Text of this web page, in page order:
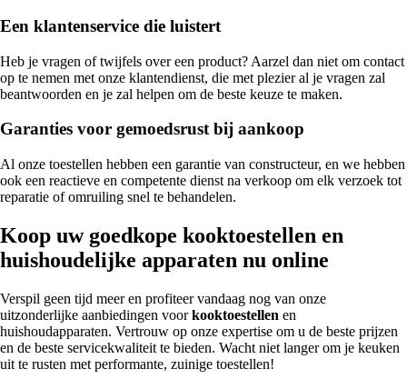
Een klantenservice die luistert
Heb je vragen of twijfels over een product? Aarzel dan niet om contact
op te nemen met onze klantendienst, die met plezier al je vragen zal
beantwoorden en je zal helpen om de beste keuze te maken.
Garanties voor gemoedsrust bij aankoop
Al onze toestellen hebben een garantie van constructeur, en we hebben
ook een reactieve en competente dienst na verkoop om elk verzoek tot
reparatie of omruiling snel te behandelen.
Koop uw goedkope kooktoestellen en
huishoudelijke apparaten nu online
Verspil geen tijd meer en profiteer vandaag nog van onze
uitzonderlijke aanbiedingen voorkooktoestellen en
huishoudapparaten. Vertrouw op onze expertise om u de beste prijzen
en de beste servicekwaliteit te bieden. Wacht niet langer om je keuken
uit te rusten met performante, zuinige toestellen!